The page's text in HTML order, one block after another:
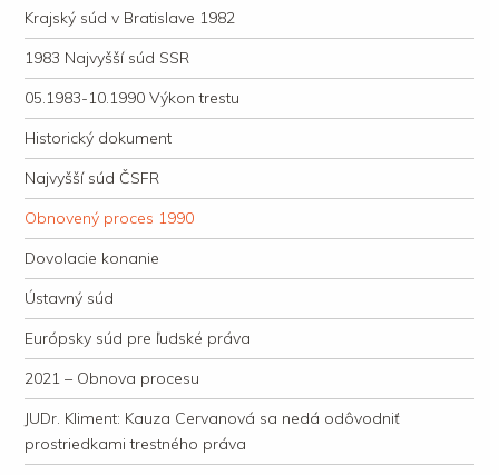
Krajský súd v Bratislave 1982
1983 Najvyšší súd SSR
05.1983-10.1990 Výkon trestu
Historický dokument
Najvyšší súd ČSFR
Obnovený proces 1990
Dovolacie konanie
Ústavný súd
Európsky súd pre ľudské práva
2021 – Obnova procesu
JUDr. Kliment: Kauza Cervanová sa nedá odôvodniť
prostriedkami trestného práva